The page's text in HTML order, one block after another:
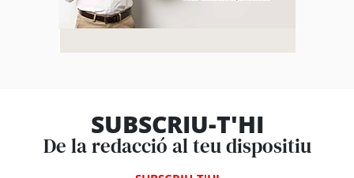
SUBSCRIU-T'HI
De la redacció al teu dispositiu